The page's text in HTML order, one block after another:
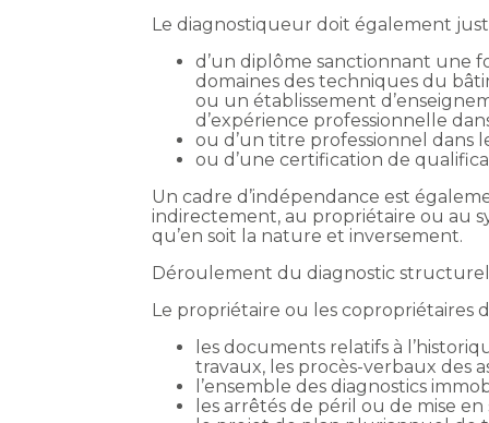
Le diagnostiqueur doit également
d’un diplôme sanctionnant une
domaines des techniques du
ou un établissement
d’expérience professionnelle
ou d’un titre professionnel dans
ou d’une certification de
Un cadre d’indépendance est
indirectement, au propriétaire ou au
qu’en soit la nature et inversement.
Déroulement du diagnostic
Le propriétaire ou les copropriétaires
les documents relatifs à
travaux, les procès-verbaux des
l’ensemble des diagnostics
les arrêtés de péril ou de mise